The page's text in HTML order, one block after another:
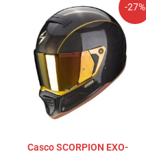
-27%
Casco SCORPION EXO-
precio
original
era:
469,90€.
precio
actual
es:
343,03€.